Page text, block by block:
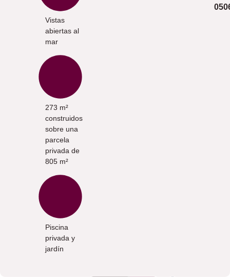
Vistas
abiertas al
mar
273 m²
construidos
sobre una
parcela
privada de
805 m²
Piscina
privada y
jardín